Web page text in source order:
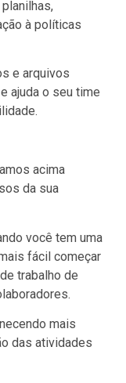
à políticas
e arquivos
ajuda o seu time
acima
da sua
você tem uma
fácil começar
trabalho de
mais
das atividades